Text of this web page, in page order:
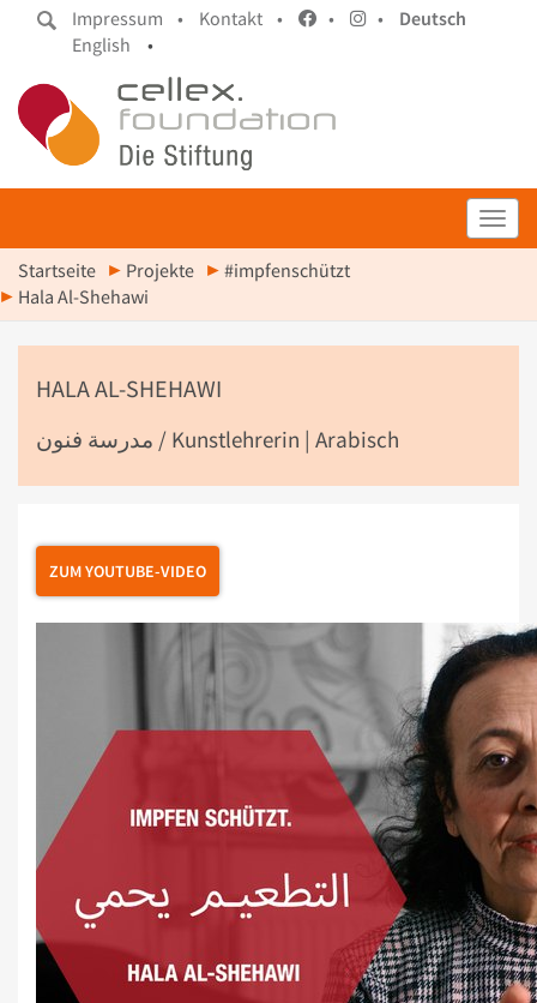
Impressum • Kontakt • • •
Deutsch
English
•
Startseite Projekte
#impfenschützt
Hala Al-Shehawi
HALA AL-SHEHAWI
مدرسة فنون / Kunstlehrerin | Arabisch
ZUM YOUTUBE-VIDEO